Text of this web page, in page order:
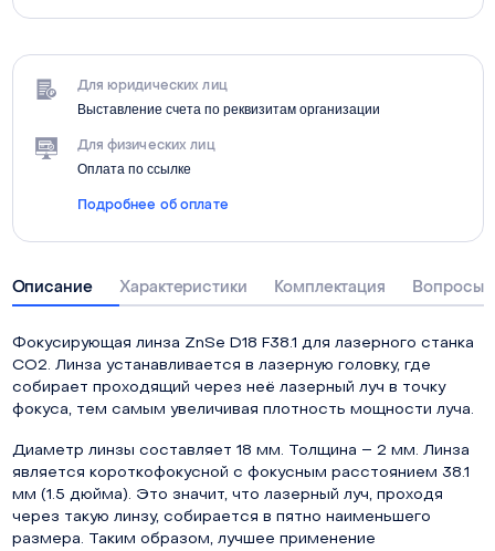
Для юридических лиц
Выставление счета по реквизитам организации
Для физических лиц
Оплата по ссылке
Подробнее об оплате
Описание Характеристики Комплектация Вопросы
Фокусирующая линза ZnSe D18 F38.1 для лазерного станка
СО2. Линза устанавливается в лазерную головку, где
собирает проходящий через неё лазерный луч в точку
фокуса, тем самым увеличивая плотность мощности луча.
Диаметр линзы составляет 18 мм. Толщина – 2 мм. Линза
является короткофокусной с фокусным расстоянием 38.1
мм (1.5 дюйма). Это значит, что лазерный луч, проходя
через такую линзу, собирается в пятно наименьшего
размера. Таким образом, лучшее применение